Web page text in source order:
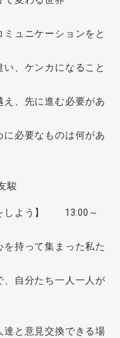
ュニケーションをと
、ケンカになること
、先に進む必要があ
必要なものは何があ
駿
をしよう】 13:00～
持って集まった私た
自分たち一人一人が
と意見交換できる場